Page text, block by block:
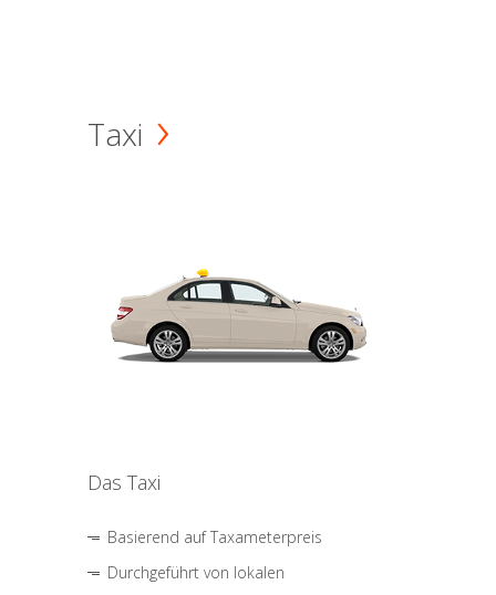
Taxi
Das Taxi
Basierend auf Taxameterpreis
Durchgeführt von lokalen